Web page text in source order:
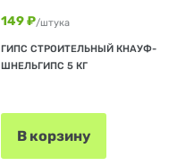
149 ₽/штука
ГИПС СТРОИТЕЛЬНЫЙ КНАУФ-
ШНЕЛЬГИПС 5 КГ
В корзину